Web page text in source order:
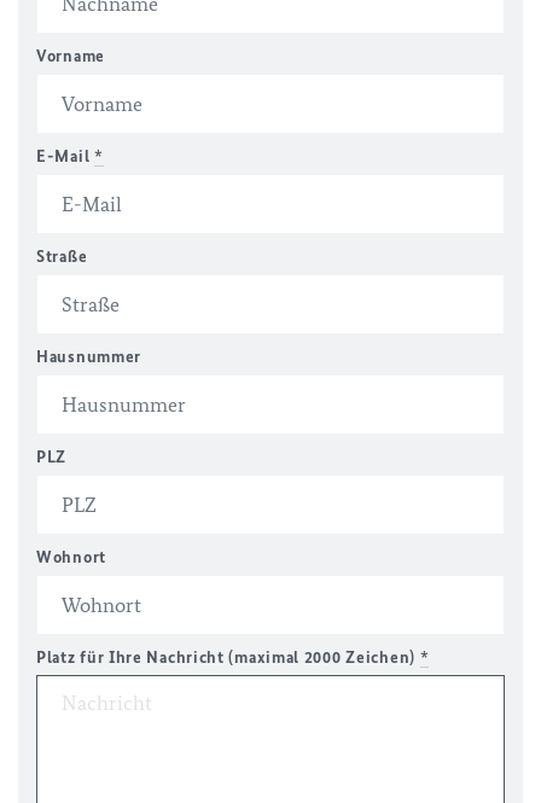
Vorname
E-Mail *
Straße
Hausnummer
PLZ
Wohnort
Platz für Ihre Nachricht (maximal 2000 Zeichen) *